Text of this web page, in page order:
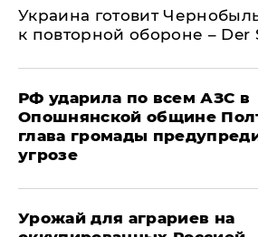
Украина готовит
к повторной обороне – Der
РФ ударила по всем АЗС в
Опошнянской общине
глава громады
угрозе
Урожай для аграриев на